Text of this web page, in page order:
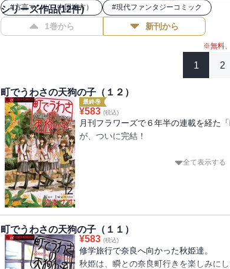
#方言マンガ（中国地方） #現代ファンタジーコミック
シリーズ作品(12件)
1巻から 新刊から
※無料
1 2
町でうわさの天狗の子（１２）
最終巻
¥583 (税込)
月刊フラワーズで６年半の連載を経た
が、ついに完結！
仲間を助けるために力を使い、ついに
全て表示する
町でうわさの天狗の子（１１）
¥583 (税込)
修学旅行で奈良へ向かった秋姫達。
秋姫は、瞬との奈良町行きを楽しみに